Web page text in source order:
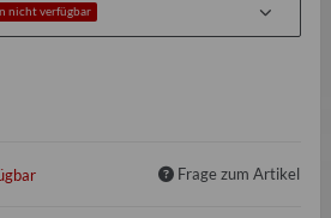
nicht verfügbar
Frage zum Artikel